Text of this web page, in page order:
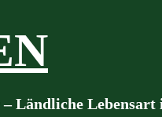
Ländliche Lebensart